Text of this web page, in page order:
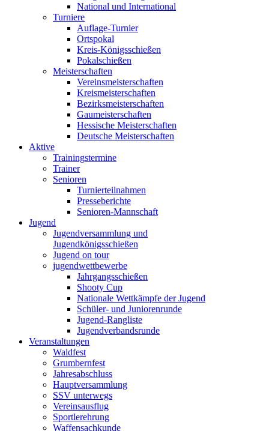
National und International
Turniere
Auflage-Turnier
Ortspokal
Kreis-Königsschießen
Pokalschießen
Meisterschaften
Vereinsmeisterschaften
Kreismeisterschaften
Bezirksmeisterschaften
Gaumeisterschaften
Hessische Meisterschaften
Deutsche Meisterschaften
Aktive
Trainingstermine
Trainer
Senioren
Turnierteilnahmen
Presseberichte
Senioren-Mannschaft
Jugend
Jugendversammlung und
Jugendkönigsschießen
Jugend on tour
jugendwettbewerbe
Jahrgangsschießen
Shooty Cup
Nationale Wettkämpfe der Jugend
Schüler- und Juniorenrunde
Jugend-Rangliste
Jugendverbandsrunde
Veranstaltungen
Waldfest
Grumbernfest
Jahresabschluss
Hauptversammlung
SSV unterwegs
Vereinsausflug
Sportlerehrung
Waffensachkunde